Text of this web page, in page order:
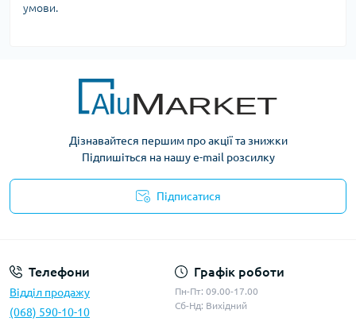
умови.
Дізнавайтеся першим про акції та знижки
Підпишіться на нашу e-mail розсилку
Підписатися
Телефони
Відділ продажу
(068) 590-10-10
Графік роботи
Пн-Пт: 09.00-17.00
Сб-Нд: Вихідний